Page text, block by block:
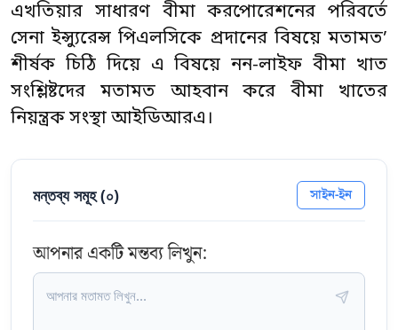
এখতিয়ার সাধারণ বীমা করপোরেশনের পরিবর্তে
সেনা ইন্স্যুরেন্স পিএলসিকে প্রদানের বিষয়ে মতামত’
শীর্ষক চিঠি দিয়ে এ বিষয়ে নন-লাইফ বীমা খাত
সংশ্লিষ্টদের মতামত আহবান করে বীমা খাতের
নিয়ন্ত্রক সংস্থা আইডিআরএ।
মন্তব্য সমূহ (০) সাইন-ইন
আপনার একটি মন্তব্য লিখুন: